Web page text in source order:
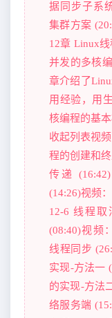
据同步子系
集群方案
12章 Linux
并发的多核
章介绍了
用经验，用
核编程的基本
收起列表视
程的创建和
传递
(14:26)视频
12-6 线程取
(08:40)视频
线程同步
实现-方法一
的实现-方法
络服务端